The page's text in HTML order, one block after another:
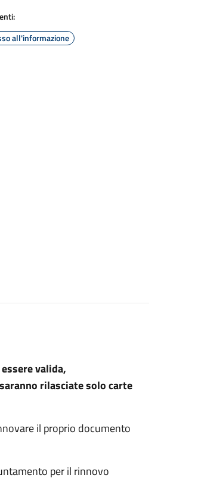
all'informazione
valida,
rilasciate solo carte
il proprio documento
per il rinnovo